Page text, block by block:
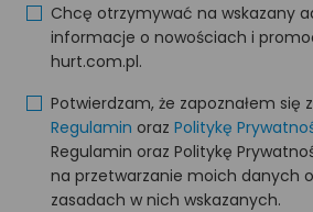
Chcę otrzymywać na wskazany
informacje o nowościach i
hurt.com.pl.
Potwierdzam, że zapoznałem się
Regulamin oraz Politykę
Regulamin oraz Politykę
na przetwarzanie moich danych
zasadach w nich wskazanych.